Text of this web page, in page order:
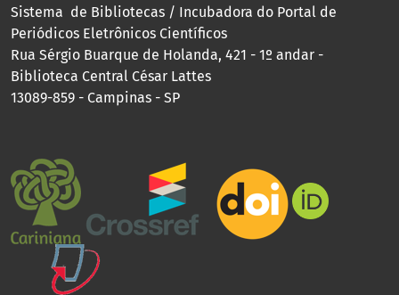
Sistema de Bibliotecas / Incubadora do Portal de
Periódicos Eletrônicos Científicos
Rua Sérgio Buarque de Holanda, 421 - 1º andar -
Biblioteca Central César Lattes
13089-859 - Campinas - SP